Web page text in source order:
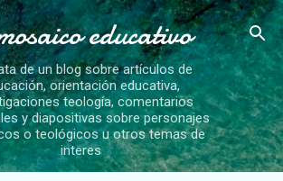
Ir al contenido principal
educativo
de un blog sobre artículos de
orientación educativa,
teología, comentarios
y diapositivas sobre personajes
o teológicos u otros temas de
interes